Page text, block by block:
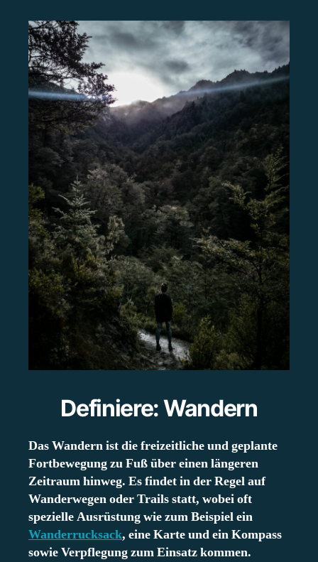
Definiere: Wandern
Das Wandern ist die freizeitliche und geplante
Fortbewegung zu Fuß über einen längeren
Zeitraum hinweg. Es findet in der Regel auf
Wanderwegen oder Trails statt, wobei oft
spezielle Ausrüstung wie zum Beispiel ein
Wanderrucksack, eine Karte und ein Kompass
sowie Verpflegung zum Einsatz kommen.